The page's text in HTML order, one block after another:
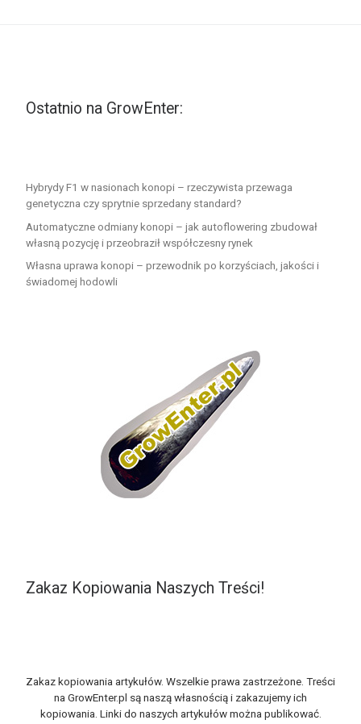
Ostatnio na GrowEnter:
Hybrydy F1 w nasionach konopi – rzeczywista przewaga
genetyczna czy sprytnie sprzedany standard?
Automatyczne odmiany konopi – jak autoflowering zbudował
własną pozycję i przeobraził współczesny rynek
Własna uprawa konopi – przewodnik po korzyściach, jakości i
świadomej hodowli
Zakaz Kopiowania Naszych Treści!
Zakaz kopiowania artykułów. Wszelkie prawa zastrzeżone. Treści
na GrowEnter.pl są naszą własnością i zakazujemy ich
kopiowania. Linki do naszych artykułów można publikować.